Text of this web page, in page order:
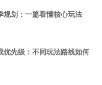
规划：一篇看懂核心玩法
优先级：不同玩法路线如何